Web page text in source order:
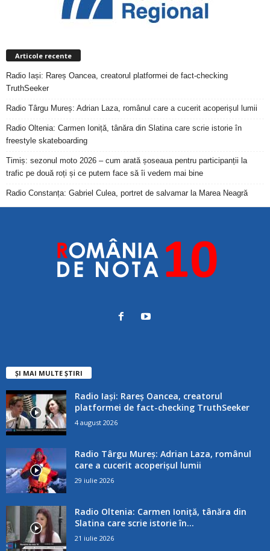
Articole recente
Radio Iași: Rareș Oancea, creatorul platformei de fact-checking
TruthSeeker
Radio Târgu Mureș: Adrian Laza, românul care a cucerit acoperișul lumii
Radio Oltenia: Carmen Ioniță, tânăra din Slatina care scrie istorie în
freestyle skateboarding
Timiș: sezonul moto 2026 – cum arată șoseaua pentru participanții la
trafic pe două roți și ce putem face să îi vedem mai bine
Radio Constanța: Gabriel Culea, portret de salvamar la Marea Neagră
ȘI MAI MULTE ȘTIRI
Radio Iași: Rareș Oancea, creatorul
platformei de fact-checking TruthSeeker
4 august 2026
Radio Târgu Mureș: Adrian Laza, românul
care a cucerit acoperișul lumii
29 iulie 2026
Radio Oltenia: Carmen Ioniță, tânăra din
Slatina care scrie istorie în...
21 iulie 2026